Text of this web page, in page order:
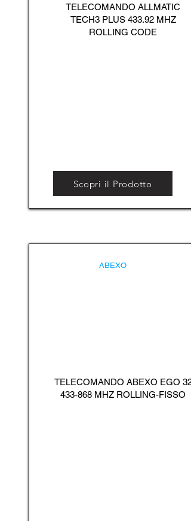
TELECOMANDO ALLMATIC
TECH3 PLUS 433.92 MHZ
ROLLING CODE
Scopri il Prodotto
ABEXO
TELECOMANDO ABEXO EGO 32
433-868 MHZ ROLLING-FISSO